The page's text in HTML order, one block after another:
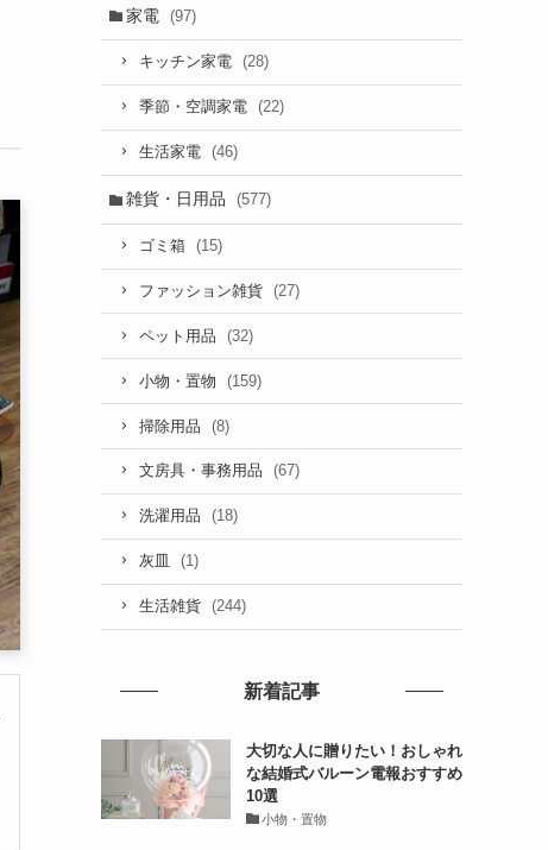
家電 (97)
キッチン家電 (28)
季節・空調家電 (22)
生活家電 (46)
雑貨・日用品 (577)
ゴミ箱 (15)
ファッション雑貨 (27)
ペット用品 (32)
小物・置物 (159)
掃除用品 (8)
文房具・事務用品 (67)
洗濯用品 (18)
灰皿 (1)
生活雑貨 (244)
新着記事
大切な人に贈りたい！おしゃれ
な結婚式バルーン電報おすすめ
10選
小物・置物